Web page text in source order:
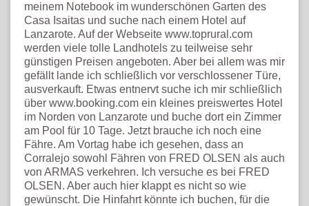
meinem Notebook im wunderschönen Garten des
Casa Isaitas und suche nach einem Hotel auf
Lanzarote. Auf der Webseite www.toprural.com
werden viele tolle Landhotels zu teilweise sehr
günstigen Preisen angeboten. Aber bei allem was mir
gefällt lande ich schließlich vor verschlossener Türe,
ausverkauft. Etwas entnervt suche ich mir schließlich
über www.booking.com ein kleines preiswertes Hotel
im Norden von Lanzarote und buche dort ein Zimmer
am Pool für 10 Tage. Jetzt brauche ich noch eine
Fähre. Am Vortag habe ich gesehen, dass an
Corralejo sowohl Fähren von FRED OLSEN als auch
von ARMAS verkehren. Ich versuche es bei FRED
OLSEN. Aber auch hier klappt es nicht so wie
gewünscht. Die Hinfahrt könnte ich buchen, für die